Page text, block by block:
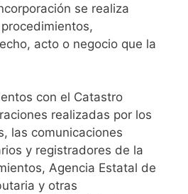
se realiza
acto o negocio que la
con el Catastro
realizadas por los
las comunicaciones
y registradores de la
Agencia Estatal de
y otras